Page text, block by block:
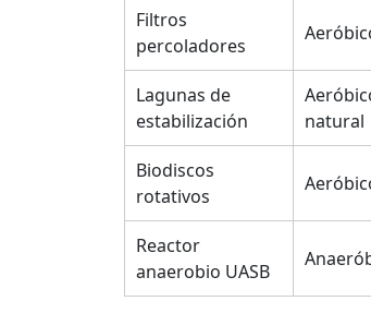
Filtros
percoladores
Lagunas de
estabilización
natural
Biodiscos
rotativos
Reactor
anaerobio UASB